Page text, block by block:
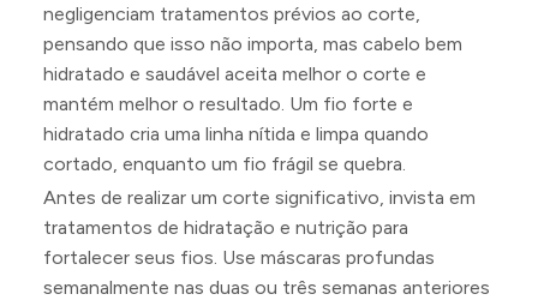
negligenciam tratamentos prévios ao corte,
pensando que isso não importa, mas cabelo bem
hidratado e saudável aceita melhor o corte e
mantém melhor o resultado. Um fio forte e
hidratado cria uma linha nítida e limpa quando
cortado, enquanto um fio frágil se quebra.
Antes de realizar um corte significativo, invista em
tratamentos de hidratação e nutrição para
fortalecer seus fios. Use máscaras profundas
semanalmente nas duas ou três semanas anteriores